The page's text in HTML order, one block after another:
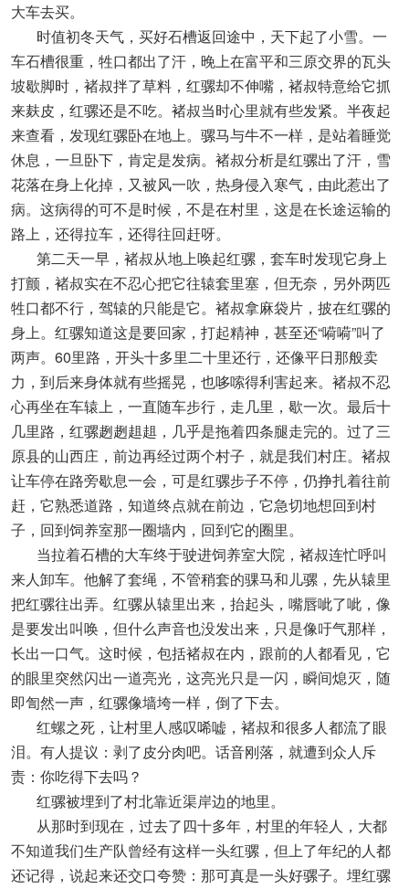
大车去买。
时值初冬天气，买好石槽返回途中，天下起了小雪。一
车石槽很重，牲口都出了汗，晚上在富平和三原交界的瓦头
坡歇脚时，褚叔拌了草料，红骡却不伸嘴，褚叔特意给它抓
来麸皮，红骡还是不吃。褚叔当时心里就有些发紧。半夜起
来查看，发现红骡卧在地上。骡马与牛不一样，是站着睡觉
休息，一旦卧下，肯定是发病。褚叔分析是红骡出了汗，雪
花落在身上化掉，又被风一吹，热身侵入寒气，由此惹出了
病。这病得的可不是时候，不是在村里，这是在长途运输的
路上，还得拉车，还得往回赶呀。
第二天一早，褚叔从地上唤起红骡，套车时发现它身上
打颤，褚叔实在不忍心把它往辕套里塞，但无奈，另外两匹
牲口都不行，驾辕的只能是它。褚叔拿麻袋片，披在红骡的
身上。红骡知道这是要回家，打起精神，甚至还“嗬嗬”叫了
两声。60里路，开头十多里二十里还行，还像平日那般卖
力，到后来身体就有些摇晃，也哆嗦得利害起来。褚叔不忍
心再坐在车辕上，一直随车步行，走几里，歇一次。最后十
几里路，红骡趔趔趄趄，几乎是拖着四条腿走完的。过了三
原县的山西庄，前边再经过两个村子，就是我们村庄。褚叔
让车停在路旁歇息一会，可是红骡步子不停，仍挣扎着往前
赶，它熟悉道路，知道终点就在前边，它急切地想回到村
子，回到饲养室那一圈墙内，回到它的圈里。
当拉着石槽的大车终于驶进饲养室大院，褚叔连忙呼叫
来人卸车。他解了套绳，不管稍套的骒马和儿骡，先从辕里
把红骡往出弄。红骡从辕里出来，抬起头，嘴唇呲了呲，像
是要发出叫唤，但什么声音也没发出来，只是像吁气那样，
长出一口气。这时候，包括褚叔在内，跟前的人都看见，它
的眼里突然闪出一道亮光，这亮光只是一闪，瞬间熄灭，随
即訇然一声，红骡像墙垮一样，倒了下去。
红螺之死，让村里人感叹唏嘘，褚叔和很多人都流了眼
泪。有人提议：剥了皮分肉吧。话音刚落，就遭到众人斥
责：你吃得下去吗？
红骡被埋到了村北靠近渠岸边的地里。
从那时到现在，过去了四十多年，村里的年轻人，大都
不知道我们生产队曾经有这样一头红骡，但上了年纪的人都
还记得，说起来还交口夸赞：那可真是一头好骡子。埋红骡